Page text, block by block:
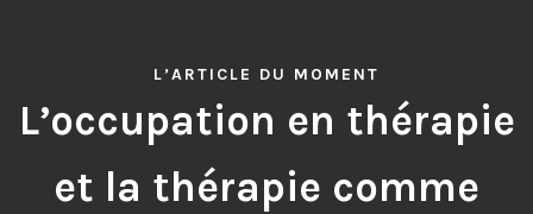
L’ARTICLE DU MOMENT
L’occupation en thérapie
et la thérapie comme